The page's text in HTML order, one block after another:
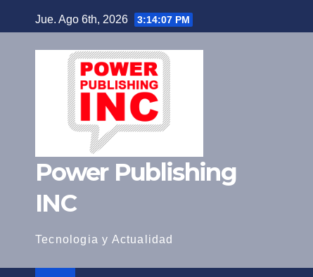
al
contenido
Jue. Ago 6th, 2026 3:14:08 PM
Power Publishing
INC
Tecnologia y Actualidad